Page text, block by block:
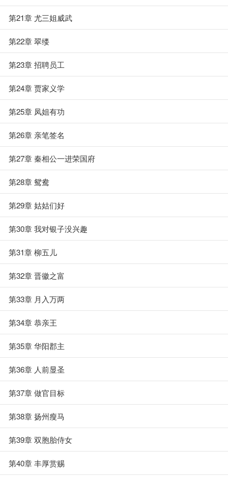
第21章 尤三姐威武
第22章 翠缕
第23章 招聘员工
第24章 贾家义学
第25章 凤姐有功
第26章 亲笔签名
第27章 秦相公一进荣国府
第28章 鸳鸯
第29章 姑姑们好
第30章 我对银子没兴趣
第31章 柳五儿
第32章 晋徽之富
第33章 月入万两
第34章 恭亲王
第35章 华阳郡主
第36章 人前显圣
第37章 做官目标
第38章 扬州瘦马
第39章 双胞胎侍女
第40章 丰厚赏赐